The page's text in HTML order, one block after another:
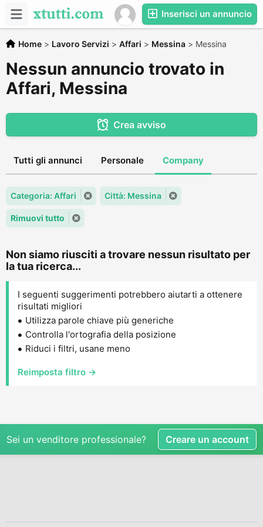
Inserisci un annuncio
Home > Lavoro Servizi > Affari > Messina > Messina
Nessun annuncio trovato in
Affari, Messina
Crea avviso
Tutti gli annunci Personale Company
Categoria: Affari Città: Messina
Rimuovi tutto
Non siamo riusciti a trovare nessun risultato per
la tua ricerca...
I seguenti suggerimenti potrebbero aiutarti a ottenere
risultati migliori
Utilizza parole chiave più generiche
Controlla l'ortografia della posizione
Riduci i filtri, usane meno
Reimposta filtro →
Sei un venditore professionale? Creare un account